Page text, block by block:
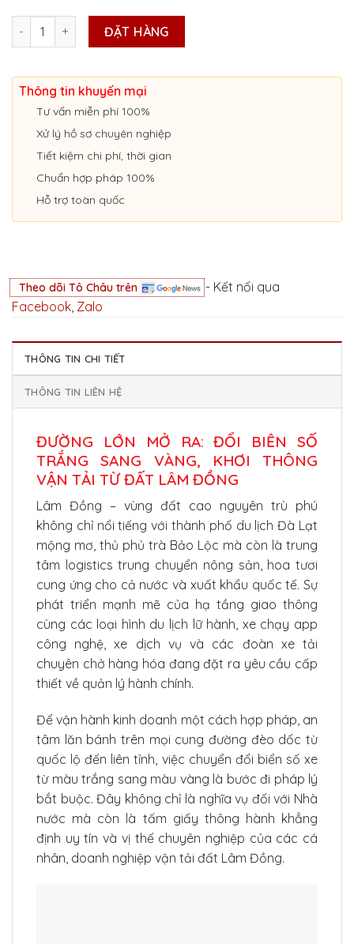
ĐỔI BIỂN TRẮNG SANG BIỂN VÀNG UY TÍN Ở LÂM ĐỒNG số lượng
ĐẶT HÀNG
Thông tin khuyến mại
Tư vấn miễn phí 100%
Xử lý hồ sơ chuyên nghiệp
Tiết kiệm chi phí, thời gian
Chuẩn hợp pháp 100%
Hỗ trợ toàn quốc
Theo dõi Tô Châu trên
- Kết nối qua
Facebook Zalo
THÔNG TIN CHI TIẾT
THÔNG TIN LIÊN HỆ
ĐƯỜNG LỚN MỞ RA: ĐỔI BIỂN SỐ
TRẮNG SANG VÀNG, KHƠI THÔNG
VẬN TẢI TỪ ĐẤT LÂM ĐỒNG
Lâm Đồng – vùng đất cao nguyên trù phú
không chỉ nổi tiếng với thành phố du lịch Đà Lạt
mộng mơ, thủ phủ trà Bảo Lộc mà còn là trung
tâm logistics trung chuyển nông sản, hoa tươi
cung ứng cho cả nước và xuất khẩu quốc tế. Sự
phát triển mạnh mẽ của hạ tầng giao thông
cùng các loại hình du lịch lữ hành, xe chạy app
công nghệ, xe dịch vụ và các đoàn xe tải
chuyên chở hàng hóa đang đặt ra yêu cầu cấp
thiết về quản lý hành chính.
Để vận hành kinh doanh một cách hợp pháp, an
tâm lăn bánh trên mọi cung đường đèo dốc từ
quốc lộ đến liên tỉnh, việc chuyển đổi biển số xe
từ màu trắng sang màu vàng là bước đi pháp lý
bắt buộc. Đây không chỉ là nghĩa vụ đối với Nhà
nước mà còn là tấm giấy thông hành khẳng
định uy tín và vị thế chuyên nghiệp của các cá
nhân, doanh nghiệp vận tải đất Lâm Đồng.